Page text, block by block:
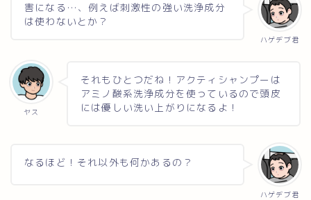
ハゲデブ君
害になる…、例えば刺激性の強い洗浄成分
は使わないとか？
ヤス
それもひとつだね！アクティシャンプーは
アミノ酸系洗浄成分を使っているので頭皮
には優しい洗い上がりになるよ！
ハゲデブ君
なるほど！それ以外も何かあるの？